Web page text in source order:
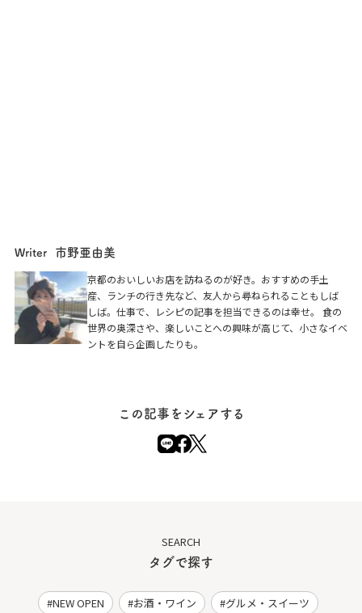
Writer 市野亜由美
京都のおいしいお店を訪ねるのが好き。おすすめの手土
産、ランチの行き先など、友人から尋ねられることもしば
しば。仕事で、レシピの記事を担当できるのは幸せ。 食の
世界の奥深さや、楽しいことへの興味が高じて、小さなイベ
ントを自ら企画したりも。
この記事をシェアする
SEARCH
タグで探す
NEW OPEN お酒・ワイン
グルメ・スイーツ